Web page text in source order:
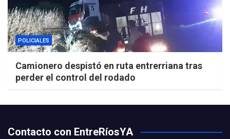
POLICIALES
Camionero despistó en ruta entrerriana tras
perder el control del rodado
Contacto con EntreRíosYA